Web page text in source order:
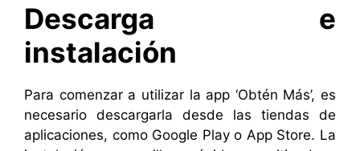
Descarga e
instalación
Para comenzar a utilizar la app ‘Obtén Más’, es
necesario descargarla desde las tiendas de
aplicaciones, como Google Play o App Store. La